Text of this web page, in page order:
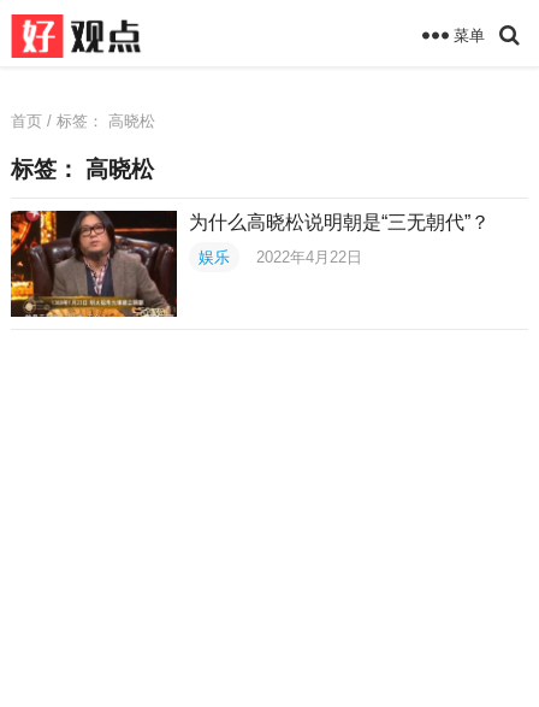
菜单
首页/ 标签： 高晓松
标签： 高晓松
为什么高晓松说明朝是“三无朝代”？
娱乐 2022年4月22日